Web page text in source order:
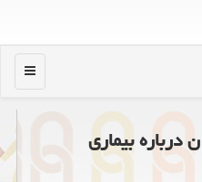
منو
درباره بیماری